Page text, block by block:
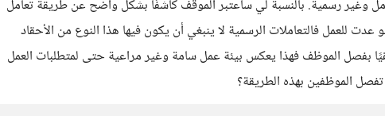
وغير رسمية. بالنسبة لي سأعتبر الموقف كاشفًا بشكل واضح عن طريقة تعامل
للعمل فالتعاملات الرسمية لا ينبغي أن يكون فيها هذا النوع من الأحقاد
بفصل الموظف فهذا يعكس بيئة عمل سامة وغير مراعية حتى لمتطلبات العمل
الموظفين بهذه الطريقة؟